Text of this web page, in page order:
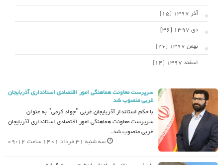
آذر 1397 [15]
دی 1397 [36]
بهمن 1397 [26]
اسفند 1397 [14]
سرپرست معاونت هماهنگی امور اقتصادی استانداری آذربایجان
غربى منصوب شد
با حکم استاندار آذربایجان غربی "جواد کرمى" به عنوان
سرپرست معاونت هماهنگى امور اقتصادی استاندارى آذربایجان
غربى منصوب شد.
سه شنبه 31 خرداد 1401 ساعت 09:12